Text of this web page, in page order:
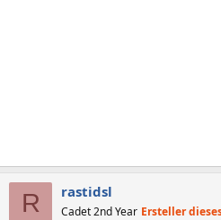
R rastidsl
Cadet 2nd Year Ersteller